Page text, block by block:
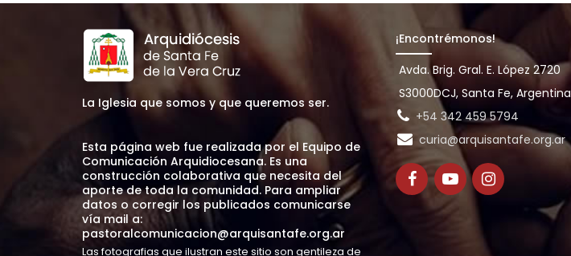
La Iglesia que somos y que queremos ser.
Esta página web fue realizada por el Equipo de
Comunicación Arquidiocesana. Es una
construcción colaborativa que necesita del
aporte de toda la comunidad. Para ampliar
datos o corregir los publicados comunicarse
vía mail a:
pastoralcomunicacion@arquisantafe.org.ar
Las fotografias que ilustran este sitio son gentileza de
¡Encontrémonos!
Avda. Brig. Gral. E. López 2720
S3000DCJ, Santa Fe, Argentina
+54 342 459 5794
curia@arquisantafe.org.ar